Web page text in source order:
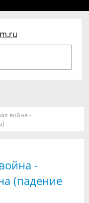
война -
-
(падение